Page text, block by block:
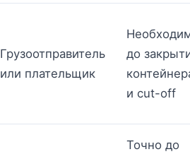
Грузоотправитель
или плательщик
до
и cut-off
Точно до